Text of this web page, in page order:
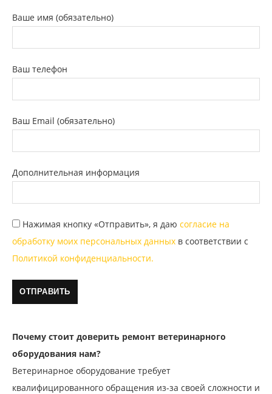
Ваше имя (обязательно)
Ваш телефон
Ваш Email (обязательно)
Дополнительная информация
Нажимая кнопку «Отправить», я даю согласие на
обработку моих персональных данных в соответствии с
Политикой конфиденциальности.
Почему стоит доверить ремонт ветеринарного
оборудования нам?
Ветеринарное оборудование требует
квалифицированного обращения из-за своей сложности и